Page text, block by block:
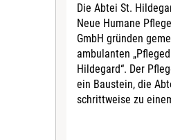
Die Abtei St.
Neue Humane
GmbH gründen
ambulanten
Hildegard“. Der
ein Baustein, die
schrittweise zu